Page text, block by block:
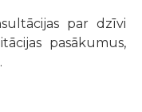
par dzīvi
pasākumus,